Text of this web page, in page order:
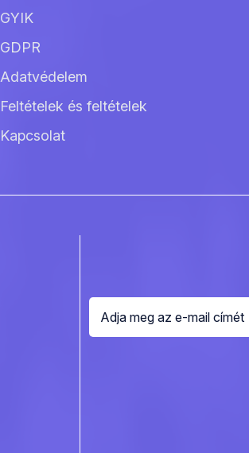
GYIK
GDPR
Adatvédelem
Feltételek és feltételek
Kapcsolat